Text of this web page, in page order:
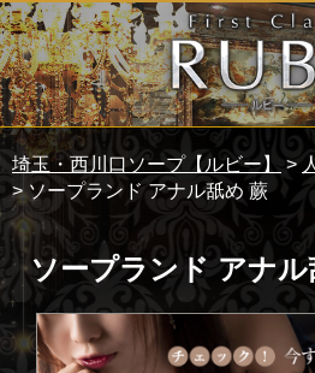
埼玉・西川口ソープ【ルビー】 >
> ソープランド アナル舐め 蕨
ソープランド アナル